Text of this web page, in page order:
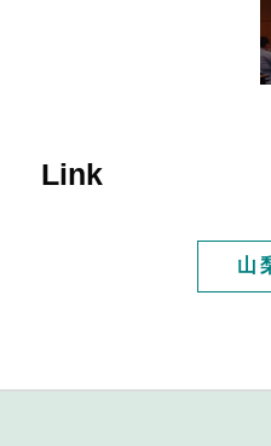
Link
山